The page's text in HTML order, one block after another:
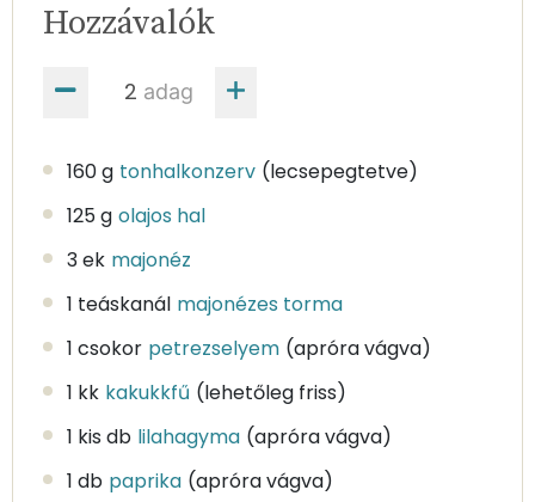
adag
Hozzávalók
160 g tonhalkonzerv (lecsepegtetve)
125 g olajos hal
3 ek majonéz
1 teáskanál majonézes torma
1 csokor petrezselyem (apróra vágva)
1 kk kakukkfű (lehetőleg friss)
1 kis db lilahagyma (apróra vágva)
1 db paprika (apróra vágva)